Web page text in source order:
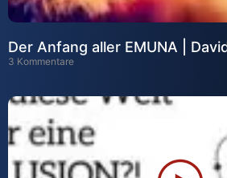
Der Anfang aller EMUNA |
3 Kommentare